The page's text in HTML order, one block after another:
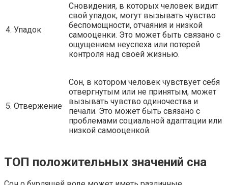
4. Упадок
Сновидения, в которых человек видит
свой упадок, могут вызывать чувство
беспомощности, отчаяния и низкой
самооценки. Это может быть связано с
ощущением неуспеха или потерей
контроля над своей жизнью.
5. Отвержение
Сон, в котором человек чувствует себя
отвергнутым или не принятым, может
вызывать чувство одиночества и
печали. Это может быть связано с
проблемами социальной адаптации или
низкой самооценкой.
ТОП положительных значений сна